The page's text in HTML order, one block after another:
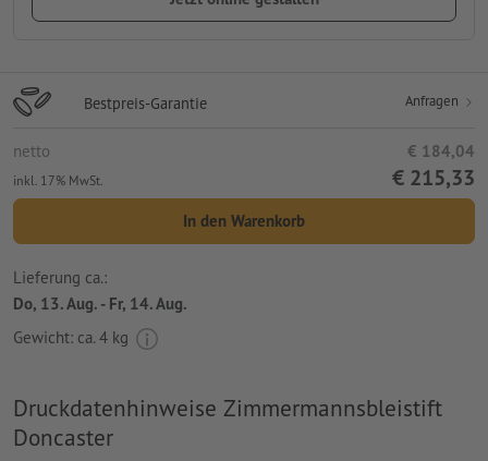
Bestpreis-Garantie Anfragen
netto € 184,04
inkl. 17% MwSt. € 215,33
In den Warenkorb
Lieferung ca.:
Do, 13. Aug. - Fr, 14. Aug.
Gewicht: ca. 4 kg
Druckdatenhinweise Zimmermannsbleistift
Doncaster